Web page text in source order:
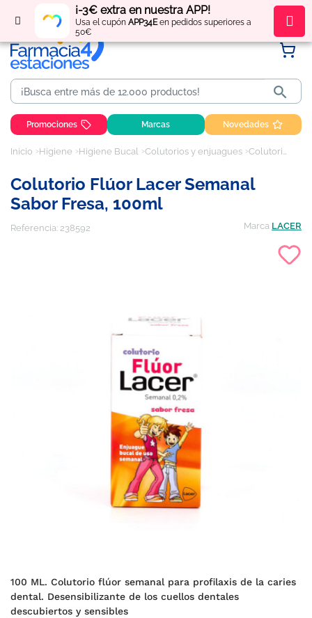
¡-3€ extra en nuestra APP!
Usa el cupón APP34Een pedidos superiores a
50€
Regístratey obténpuntos por tus compras

Promociones Marcas Novedades
Inicio Higiene Higiene Bucal Colutorios y enjuagues Colutorio Flúor Lacer Semanal Sabor Fresa, 100ml
Colutorio Flúor Lacer Semanal
Sabor Fresa, 100ml
Referencia: 238592 Marca LACER
100 ML. Colutorio flúor semanal para profilaxis de la caries
dental. Desensibilizante de los cuellos dentales
descubiertos y sensibles